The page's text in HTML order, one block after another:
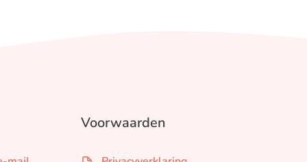
Voorwaarden